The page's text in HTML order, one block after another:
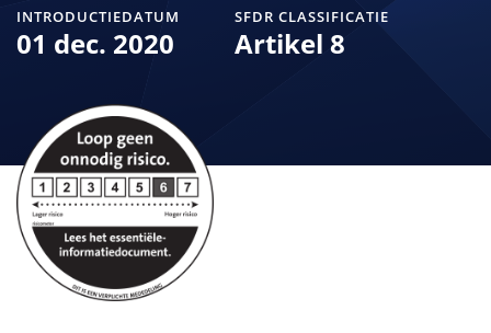
INTRODUCTIEDATUM
01 dec. 2020
SFDR CLASSIFICATIE
Artikel 8